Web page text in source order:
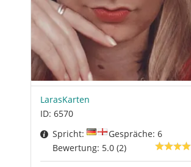
LarasKarten
ID: 6570
Spricht:
Gespräche: 6
Bewertung: 5.0 (2)